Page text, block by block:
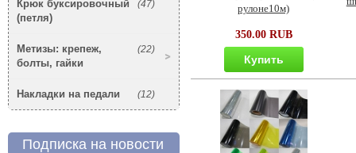
(47)
Крюк буксировочный
(петля)
(22)
Метизы: крепеж,
болты, гайки
(12)
Накладки на педали
Подписка на новости
рулоне10м)
350.00 RUB
Купить